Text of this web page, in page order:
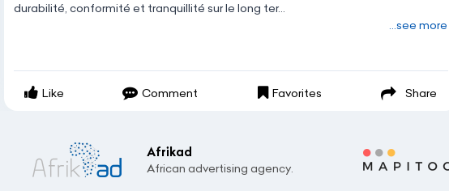
durabilité, conformité et tranquillité surle long ter...
...see more
Like Comment Favorites Share
Afrikad
African advertising agency.